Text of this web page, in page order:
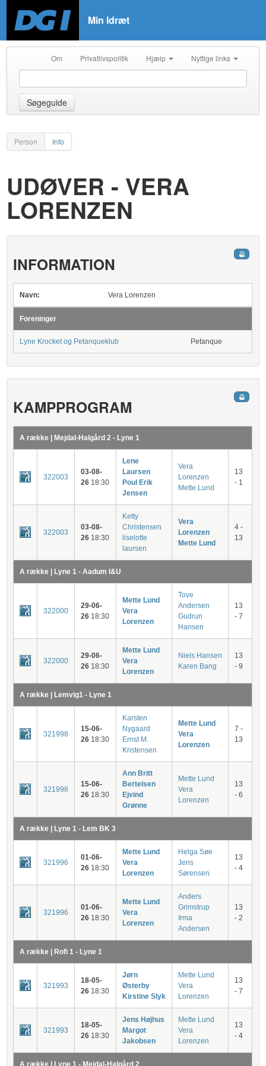
Min Idræt
Om Privatlivspolitik Hjælp Nyttige links
Søgeguide
Person Info
UDØVER - VERA
LORENZEN
INFORMATION
Navn: Vera Lorenzen
Foreninger
Lyne Krocket og Petanqueklub Petanque
KAMPPROGRAM
A række | Mejdal-Halgård 2 - Lyne 1
322003
03-08-
26 18:30
Lene
Laursen
Poul Erik
Jensen
Vera
Lorenzen
Mette Lund
13
- 1
322003
03-08-
26 18:30
Ketty
Christensen
liselotte
laursen
Vera
Lorenzen
Mette Lund
4 -
13
A række | Lyne 1 - Aadum I&U
322000
29-06-
26 18:30
Mette Lund
Vera
Lorenzen
Tove
Andersen
Gudrun
Hansen
13
- 7
322000
29-06-
26 18:30
Mette Lund
Vera
Lorenzen
Niels Hansen
Karen Bang
13
- 9
A række | Lemvig1 - Lyne 1
321998
15-06-
26 18:30
Karsten
Nygaard
Ernst M.
Kristensen
Mette Lund
Vera
Lorenzen
7 -
13
321998
15-06-
26 18:30
Ann Britt
Bertelsen
Ejvind
Grønne
Mette Lund
Vera
Lorenzen
13
- 6
A række | Lyne 1 - Lem BK 3
321996
01-06-
26 18:30
Mette Lund
Vera
Lorenzen
Helga Søe
Jens
Sørensen
13
- 4
321996
01-06-
26 18:30
Mette Lund
Vera
Lorenzen
Anders
Grimstrup
Irma
Andersen
13
- 2
A række | Rofi 1 - Lyne 1
321993
18-05-
26 18:30
Jørn
Østerby
Kirstine Slyk
Mette Lund
Vera
Lorenzen
13
- 7
321993
18-05-
26 18:30
Jens Højhus
Margot
Jakobsen
Mette Lund
Vera
Lorenzen
13
- 4
A række | Lyne 1 - Mejdal-Halgård 2